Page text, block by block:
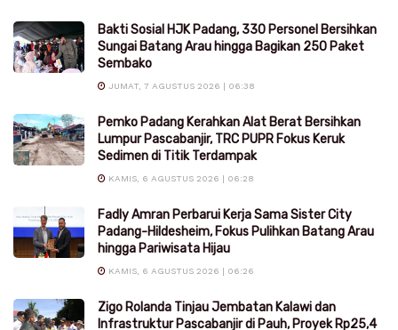
Bakti Sosial HJK Padang, 330 Personel Bersihkan
Sungai Batang Arau hingga Bagikan 250 Paket
Sembako
JUMAT, 7 AGUSTUS 2026 | 06:38
Pemko Padang Kerahkan Alat Berat Bersihkan
Lumpur Pascabanjir, TRC PUPR Fokus Keruk
Sedimen di Titik Terdampak
KAMIS, 6 AGUSTUS 2026 | 06:28
Fadly Amran Perbarui Kerja Sama Sister City
Padang-Hildesheim, Fokus Pulihkan Batang Arau
hingga Pariwisata Hijau
KAMIS, 6 AGUSTUS 2026 | 06:26
Zigo Rolanda Tinjau Jembatan Kalawi dan
Infrastruktur Pascabanjir di Pauh, Proyek Rp25,4